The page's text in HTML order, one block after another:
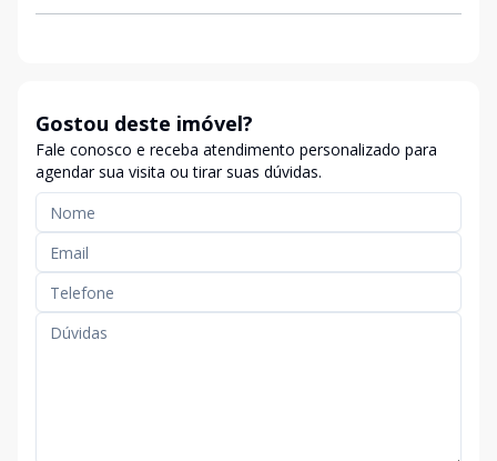
Gostou deste imóvel?
Fale conosco e receba atendimento personalizado para
agendar sua visita ou tirar suas dúvidas.